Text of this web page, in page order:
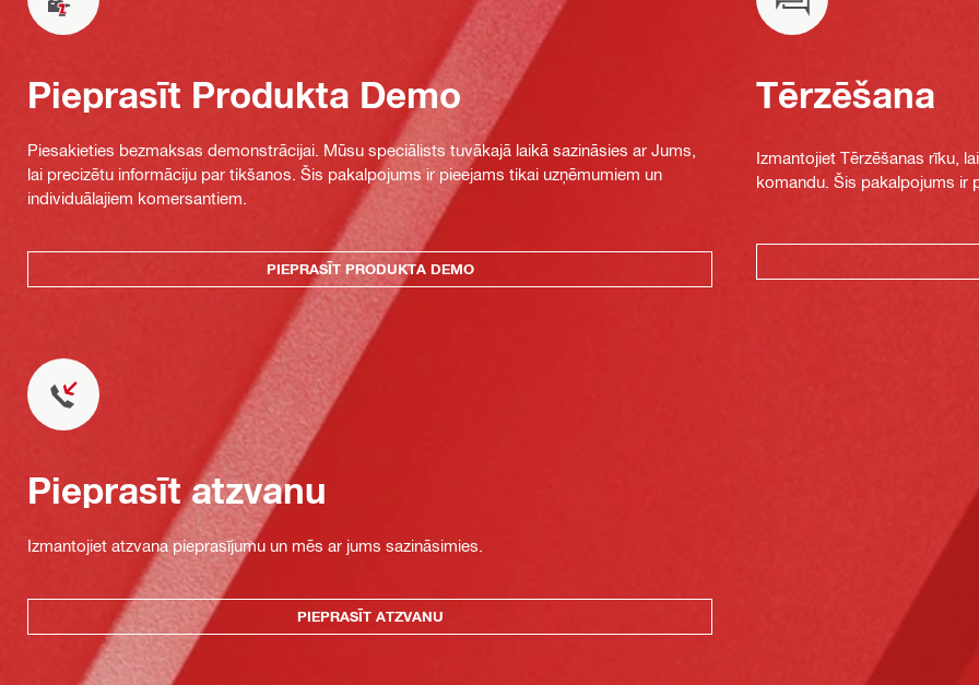
Pieprasīt Produkta Demo
Piesakieties bezmaksas demonstrācijai. Mūsu speciālists tuvākajā laikā sazināsies ar Jums,
lai precizētu informāciju par tikšanos. Šis pakalpojums ir pieejams tikai uzņēmumiem un
individuālajiem komersantiem.
PIEPRASĪT PRODUKTA DEMO
Tērzēšana
Izmantojiet Tērzēšanas rīku,
komandu. Šis pakalpojums ir
Pieprasīt atzvanu
Izmantojiet atzvana pieprasījumu un mēs ar jums sazināsimies.
PIEPRASĪT ATZVANU